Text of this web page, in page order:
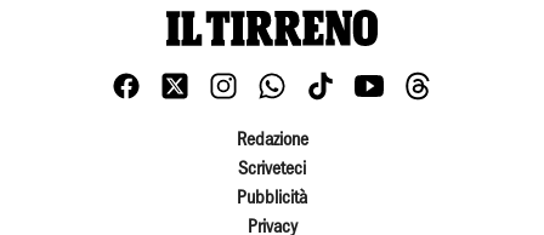
Redazione
Scriveteci
Pubblicità
Privacy